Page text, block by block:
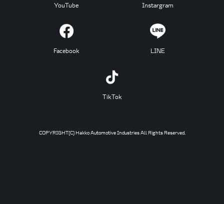
YouTube Instargram
Facebook LINE
TikTok
COPYRIGHT(C) Hakko Automotive Industries All Rights Reserved.